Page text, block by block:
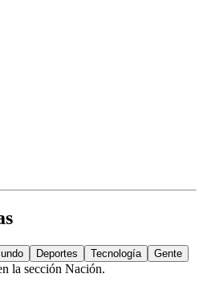
Deportes Tecnología Gente
la sección Nación.